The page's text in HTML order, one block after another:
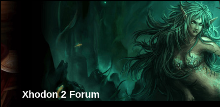
Xhodon 2 Forum